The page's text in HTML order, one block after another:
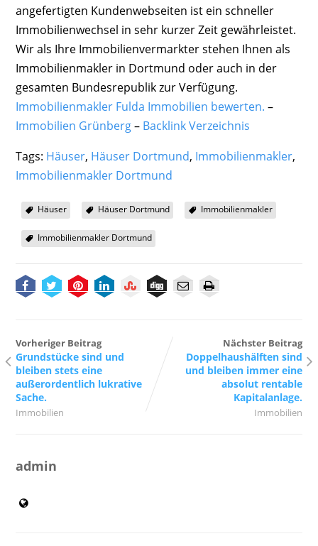
angefertigten Kundenwebseiten ist ein schneller
Immobilienwechsel in sehr kurzer Zeit gewährleistet.
Wir als Ihre Immobilienvermarkter stehen Ihnen als
Immobilienmakler in Dortmund oder auch in der
gesamten Bundesrepublik zur Verfügung.
Immobilienmakler Fulda Immobilien bewerten. –
Immobilien Grünberg– Backlink Verzeichnis
Tags: Häuser, Häuser Dortmund, Immobilienmakler,
Immobilienmakler Dortmund
Häuser Häuser Dortmund Immobilienmakler
Immobilienmakler Dortmund
Vorheriger Beitrag
Grundstücke sind und
bleiben stets eine
außerordentlich lukrative
Sache.
Immobilien
Nächster Beitrag
Doppelhaushälften sind
und bleiben immer eine
absolut rentable
Kapitalanlage.
Immobilien
admin